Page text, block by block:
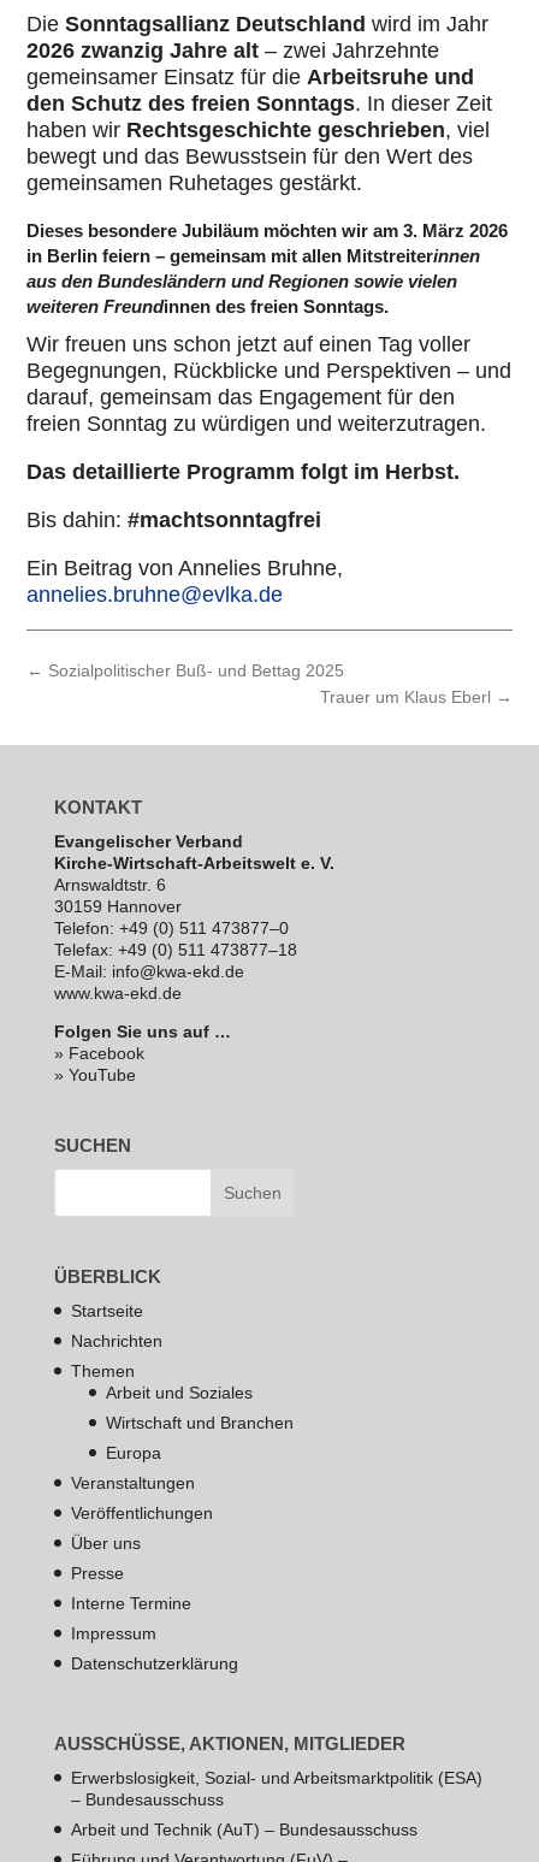
DieSonn­tags­al­li­anz Deutsch­land wird im Jahr
2026 zwanzig Jahre alt – zwei Jahr­zehnte
gemein­sa­mer Einsatz für die Arbeits­ruhe und
den Schutz des freien Sonntags. In dieser Zeit
haben wir Rechts­ge­schichte geschrie­ben, viel
bewegt und das Bewusst­sein für den Wert des
gemein­sa­men Ruhe­ta­ges gestärkt.
Dieses besondere Jubiläum möchten wiram 3. März 2026
in Berlin feiern – gemeinsam mit allen Mitstreiterinnen
aus den Bundesländern und Regionen sowie vielen
weiteren Freundinnen des freien Sonntags.
Wir freuen uns schon jetzt auf einen Tag voller
Begeg­nun­gen, Rück­bli­cke und Per­spek­ti­ven – und
darauf, gemein­sam das Enga­ge­ment für den
freien Sonntag zu würdigen und wei­ter­zu­tra­gen.
Das detail­lierte Programm folgt im Herbst.
Bis dahin:#macht­sonn­tag­frei
Ein Beitrag von Annelies Bruhne,
annelies.bruhne@evlka.de
← Sozialpolitischer Buß- und Bettag 2025
Trauer um Klaus Eberl→
KONTAKT
Evan­ge­li­scher Verband
Kirche-Wirt­schaft-Arbeits­welt e. V.
Arns­waldt­str. 6
30159 Hannover
Telefon: +49 (0) 511 473877–0
Telefax: +49 (0) 511 473877–18
E‑Mail: info@kwa-ekd.de
www.kwa-ekd.de
Folgen Sie uns auf …
» Facebook
» YouTube
SUCHEN
ÜBERBLICK
Startseite
Nachrichten
Themen
Arbeit und Soziales
Wirtschaft und Branchen
Europa
Veranstaltungen
Veröffentlichungen
Über uns
Presse
Interne Termine
Impressum
Datenschutzerklärung
AUSSCHÜSSE, AKTIONEN, MITGLIEDER
Erwerbslosigkeit, Sozial- und Arbeitsmarktpolitik (ESA)
– Bundesausschuss
Arbeit und Technik (AuT) – Bundesausschuss